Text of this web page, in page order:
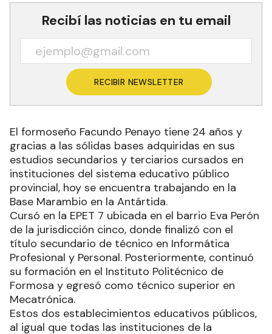
Recibí las noticias en tu email
RECIBIR NEWSLETTER
El formoseño Facundo Penayo tiene 24 años y
gracias a las sólidas bases adquiridas en sus
estudios secundarios y terciarios cursados en
instituciones del sistema educativo público
provincial, hoy se encuentra trabajando en la
Base Marambio en la Antártida.
Cursó en la EPET 7 ubicada en el barrio Eva Perón
de la jurisdicción cinco, donde finalizó con el
título secundario de técnico en Informática
Profesional y Personal. Posteriormente, continuó
su formación en el Instituto Politécnico de
Formosa y egresó como técnico superior en
Mecatrónica.
Estos dos establecimientos educativos públicos,
al igual que todas las instituciones de la